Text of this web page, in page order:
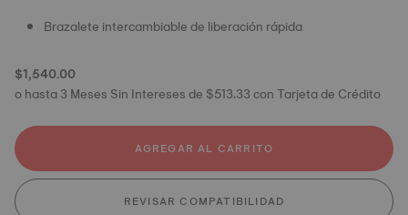
Brazalete intercambiable de liberación rápida
$1,540.00
o hasta 3 Meses Sin Intereses de $513.33 con Tarjeta de Crédito
AGREGAR AL CARRITO
REVISAR COMPATIBILIDAD